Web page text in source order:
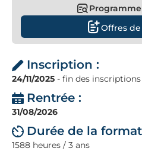
Offres
Inscription :
24/11/2025 - fin des inscriptions
Rentrée :
31/08/2026
Durée de la
1588 heures / 3 ans